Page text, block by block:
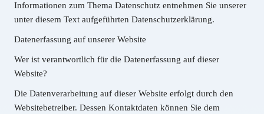
Informationen zum Thema Datenschutz entnehmen Sie unserer
unter diesem Text aufgeführten Datenschutzerklärung.
Datenerfassung auf unserer Website
Wer ist verantwortlich für die Datenerfassung auf dieser
Website?
Die Datenverarbeitung auf dieser Website erfolgt durch den
Websitebetreiber. Dessen Kontaktdaten können Sie dem